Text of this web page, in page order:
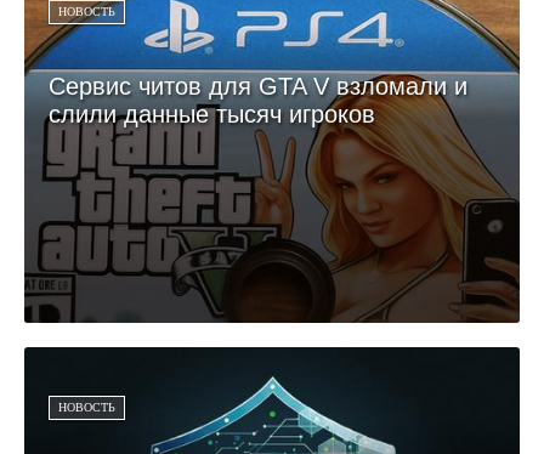
НОВОСТЬ
Сервис читов для GTA V взломали и
слили данные тысяч игроков
НОВОСТЬ